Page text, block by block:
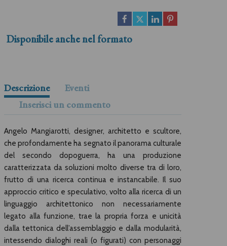
Disponibile anche nel formato
Descrizione
Eventi
Inserisci un commento
Angelo Mangiarotti, designer, architetto e scultore,
che profondamente ha segnato il panorama culturale
del secondo dopoguerra, ha una produzione
caratterizzata da soluzioni molto diverse tra di loro,
frutto di una ricerca continua e instancabile. Il suo
approccio critico e speculativo, volto alla ricerca di un
linguaggio architettonico non necessariamente
legato alla funzione, trae la propria forza e unicità
dalla tettonica dell’assemblaggio e dalla modularità,
intessendo dialoghi reali (o figurati) con personaggi